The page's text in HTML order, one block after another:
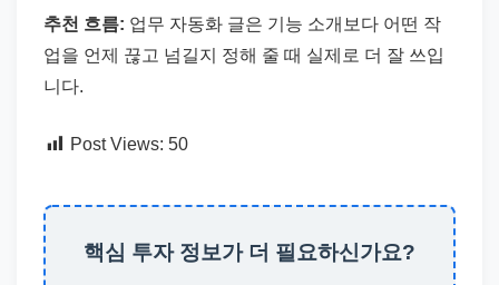
추천 흐름: 업무 자동화 글은 기능 소개보다 어떤 작
업을 언제 끊고 넘길지 정해 줄 때 실제로 더 잘 쓰입
니다.
Post Views: 50
핵심 투자 정보가 더 필요하신가요?